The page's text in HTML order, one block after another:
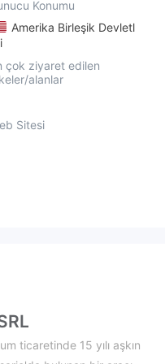
Konumu
Amerika Birleşik Devletl
çok ziyaret edilen
alanlar
Sitesi
ticaretinde 15 yılı aşkın